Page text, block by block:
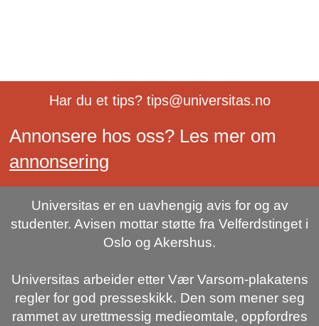
Har du et tips? tips@universitas.no
Annonsere hos oss? Les mer om
annonsering
Universitas er en uavhengig avis for og av
studenter. Avisen mottar støtte fra Velferdstinget i
Oslo og Akershus.
Universitas arbeider etter Vær Varsom-plakatens
regler for god presseskikk. Den som mener seg
rammet av urettmessig medieomtale, oppfordres